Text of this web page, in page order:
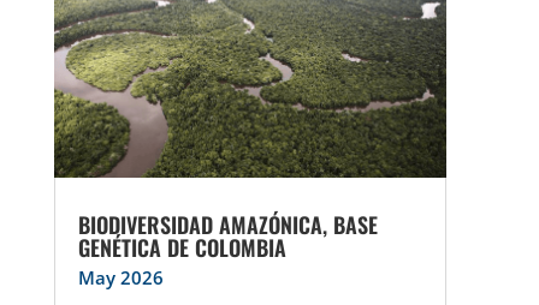
BIODIVERSIDAD AMAZÓNICA, BASE
GENÉTICA DE COLOMBIA
May 2026